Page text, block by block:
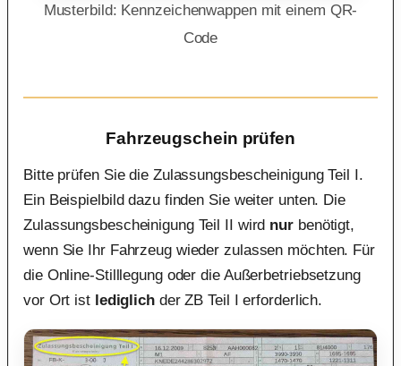
Musterbild: Kennzeichenwappen mit einem QR-
Code
Fahrzeugschein prüfen
Bitte prüfen Sie die Zulassungsbescheinigung Teil I.
Ein Beispielbild dazu finden Sie weiter unten. Die
Zulassungsbescheinigung Teil II wird nur benötigt,
wenn Sie Ihr Fahrzeug wieder zulassen möchten. Für
die Online-Stilllegung oder die Außerbetriebsetzung
vor Ort ist lediglichder ZB Teil I erforderlich.